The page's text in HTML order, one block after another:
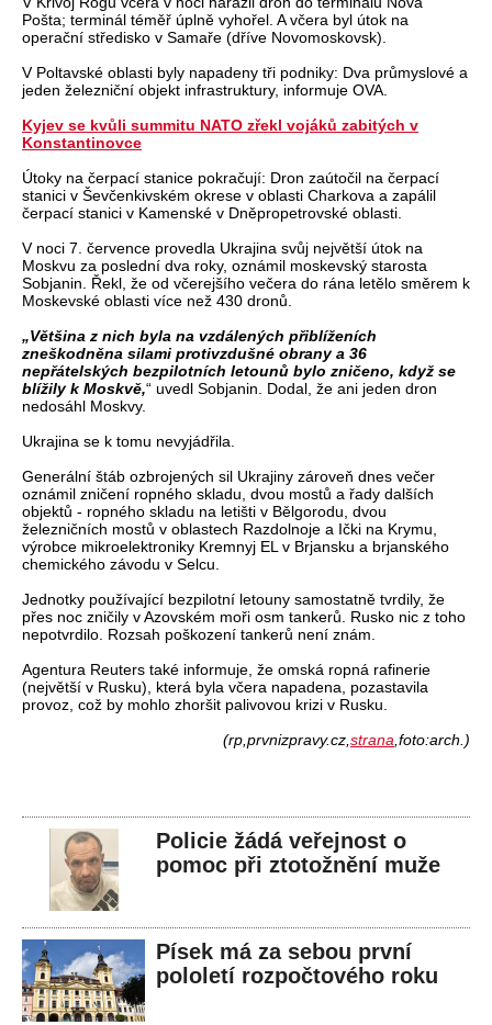
Pošta; terminál téměř úplně vyhořel. A včera byl útok na
operační středisko v Samaře (dříve Novomoskovsk).
V Poltavské oblasti byly napadeny tři podniky: Dva průmyslové a
jeden železniční objekt infrastruktury, informuje OVA.
Kyjev se kvůli summitu NATO zřekl vojáků zabitých v
Konstantinovce
Útoky na čerpací stanice pokračují: Dron zaútočil na čerpací
stanici v Ševčenkivském okrese v oblasti Charkova a zapálil
čerpací stanici v Kamenské v Dněpropetrovské oblasti.
V noci 7. července provedla Ukrajina svůj největší útok na
Moskvu za poslední dva roky, oznámil moskevský starosta
Sobjanin. Řekl, že od včerejšího večera do rána letělo směrem k
Moskevské oblasti více než 430 dronů.
„Většina z nich byla na vzdálených přiblíženích
zneškodněna silami protivzdušné obrany a 36
nepřátelských bezpilotních letounů bylo zničeno, když se
blížily k Moskvě,“ uvedl Sobjanin. Dodal, že ani jeden dron
nedosáhl Moskvy.
Ukrajina se k tomu nevyjádřila.
Generální štáb ozbrojených sil Ukrajiny zároveň dnes večer
oznámil zničení ropného skladu, dvou mostů a řady dalších
objektů - ropného skladu na letišti v Bělgorodu, dvou
železničních mostů v oblastech Razdolnoje a Ički na Krymu,
výrobce mikroelektroniky Kremnyj EL v Brjansku a brjanského
chemického závodu v Selcu.
Jednotky používající bezpilotní letouny samostatně tvrdily, že
přes noc zničily v Azovském moři osm tankerů. Rusko nic z toho
nepotvrdilo. Rozsah poškození tankerů není znám.
Agentura Reuters také informuje, že omská ropná rafinerie
(největší v Rusku), která byla včera napadena, pozastavila
provoz, což by mohlo zhoršit palivovou krizi v Rusku.
(rp,prvnizpravy.cz, strana ,foto:arch.)
Policie žádá veřejnost o
pomoc při ztotožnění muže
Písek má za sebou první
pololetí rozpočtového roku